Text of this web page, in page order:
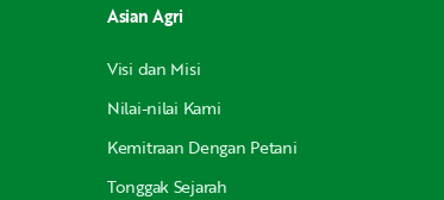
Asian Agri
Visi dan Misi
Nilai-nilai Kami
Kemitraan Dengan Petani
Tonggak Sejarah